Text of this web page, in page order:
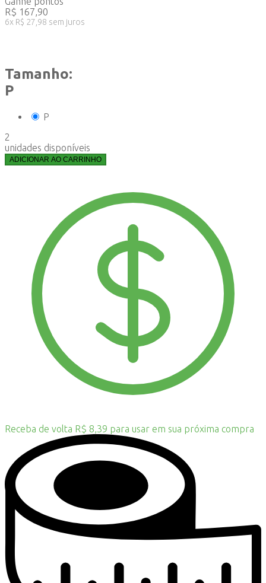
R$ 167,90
6x R$ 27,98 sem juros
Tamanho:
P
P
2
unidades disponíveis
ADICIONAR AO CARRINHO
Receba de volta R$ 8,39 para usar em sua próxima compra